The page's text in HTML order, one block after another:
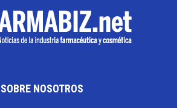
SOBRE NOSOTROS